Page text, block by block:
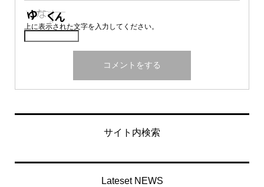
上に表示された文字を入力してください。
サイト内検索
Lateset NEWS